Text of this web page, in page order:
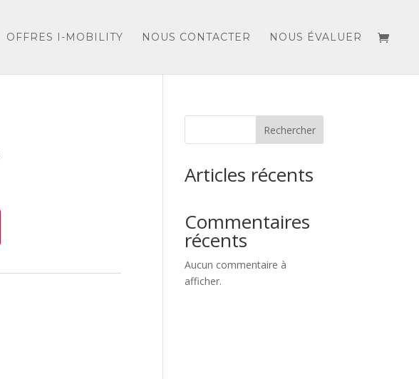
OFFRES I-MOBILITY NOUS CONTACTER NOUS ÉVALUER
Rechercher
Articles récents
Commentaires
récents
Aucun commentaire à
afficher.